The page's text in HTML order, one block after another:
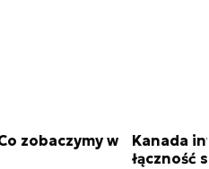
zobaczymy w
Kanada
łączność